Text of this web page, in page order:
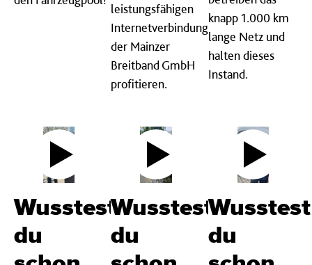
leistungsfähigen
Internetverbindung
der Mainzer
Breitband GmbH
profitieren.
knapp 1.000 km
lange Netz und
halten dieses
Instand.
Wusstest
du
Wusstest
du
Wusstest
du